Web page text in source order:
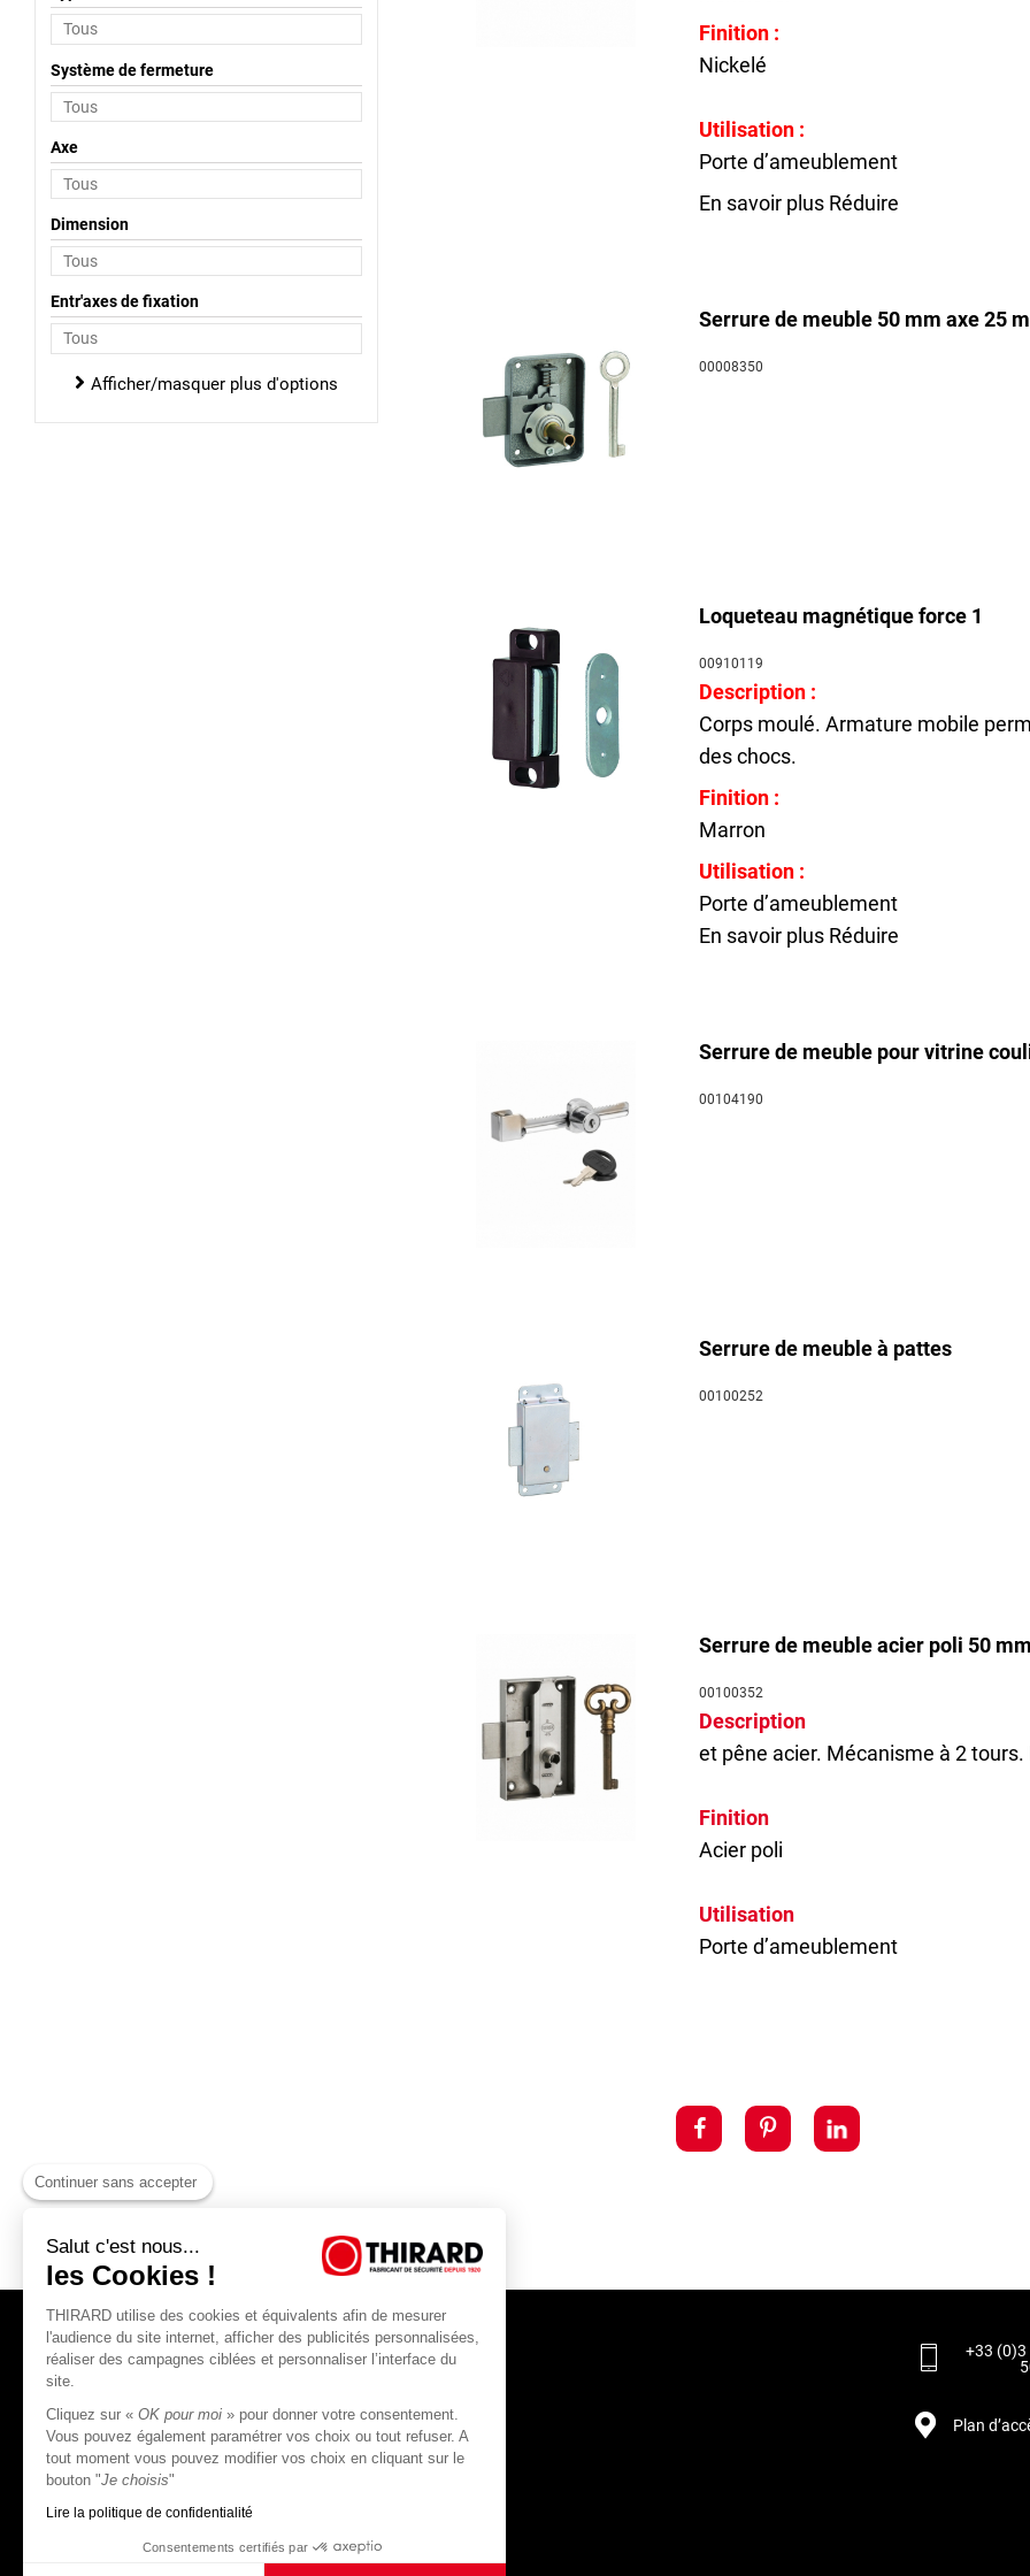
Finition :
Nickelé
Utilisation :
Porte d’ameublement
En savoir plus Réduire
Serrure de meuble 50 mm axe 25
00008350
Loqueteau magnétique force 1
00910119
Description :
Corps moulé. Armature mobile
des chocs.
Finition :
Marron
Utilisation :
Porte d’ameublement
En savoir plus Réduire
Serrure de meuble pour vitrine
00104190
Serrure de meuble à pattes
00100252
Serrure de meuble acier poli 50
00100352
Description
et pêne acier. Mécanisme à 2
Finition
Acier poli
Utilisation
Porte d’ameublement
Système de fermeture
Axe
Dimension
Entr'axes de fixation
Afficher/masquer plus d'options
THIRARD S.A.S
45, rue Jean Jaurès
80390 Fressenneville
CS 60004 France
+33 (0)3
Plan
Continuer sans accepter
Salut c'est nous...
les Cookies !
THIRARD utilise des cookies et équivalents afin de mesurer
l'audience du site internet, afficher des publicités personnalisées,
réaliser des campagnes ciblées et personnaliser l’interface du
site.
Cliquez sur « OK pour moi » pour donner votre consentement.
Vous pouvez également paramétrer vos choix ou tout refuser. A
tout moment vous pouvez modifier vos choix en cliquant sur le
bouton "Je choisis"
Lire la politique de confidentialité
Consentements certifiés par